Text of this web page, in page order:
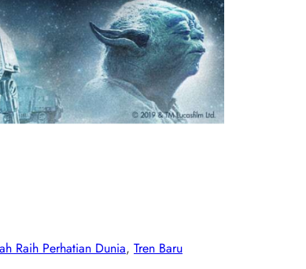
Raih Perhatian Dunia, Tren Baru